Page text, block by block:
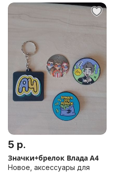
5 р.
Значки+брелок Влада А4
Новое, аксессуары для